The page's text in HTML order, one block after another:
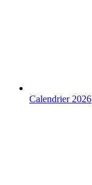
Calendrier 2026